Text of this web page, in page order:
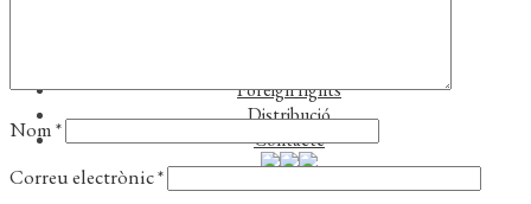
Foreign rights
Distribució
Contacte
Nom*
Correu electrònic*